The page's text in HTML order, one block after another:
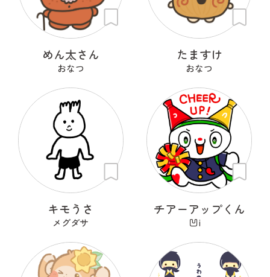
めん太さん
おなつ
たますけ
おなつ
キモうさ
メグダサ
チアーアップくん
凹i